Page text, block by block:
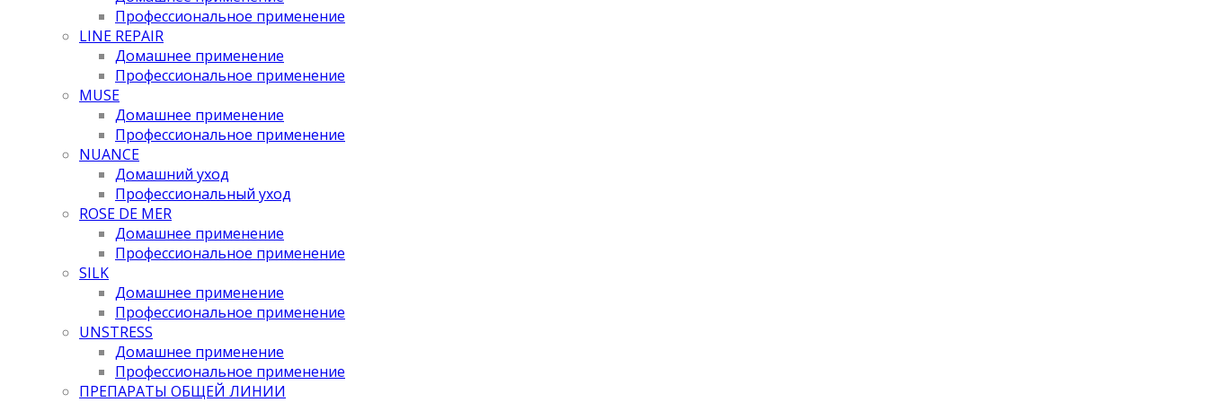
Профессиональное применение
LINE REPAIR
Домашнее применение
Профессиональное применение
MUSE
Домашнее применение
Профессиональное применение
NUANCE
Домашний уход
Профессиональный уход
ROSE DE MER
Домашнее применение
Профессиональное применение
SILK
Домашнее применение
Профессиональное применение
UNSTRESS
Домашнее применение
Профессиональное применение
ПРЕПАРАТЫ ОБЩЕЙ ЛИНИИ